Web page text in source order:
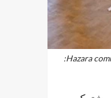
Hazara communities fill the venue in France, celebrating identity and togetherness across the Afghan global diaspora.. Photo: